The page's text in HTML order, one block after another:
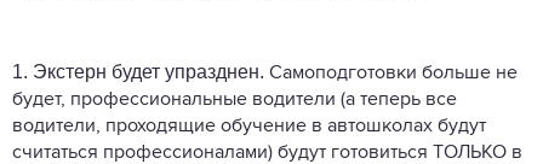
1. Экстерн будет упразднен. Самоподготовки больше не
будет, профессиональные водители (а теперь все
водители, проходящие обучение в автошколах будут
считаться профессионалами) будут готовиться ТОЛЬКО в